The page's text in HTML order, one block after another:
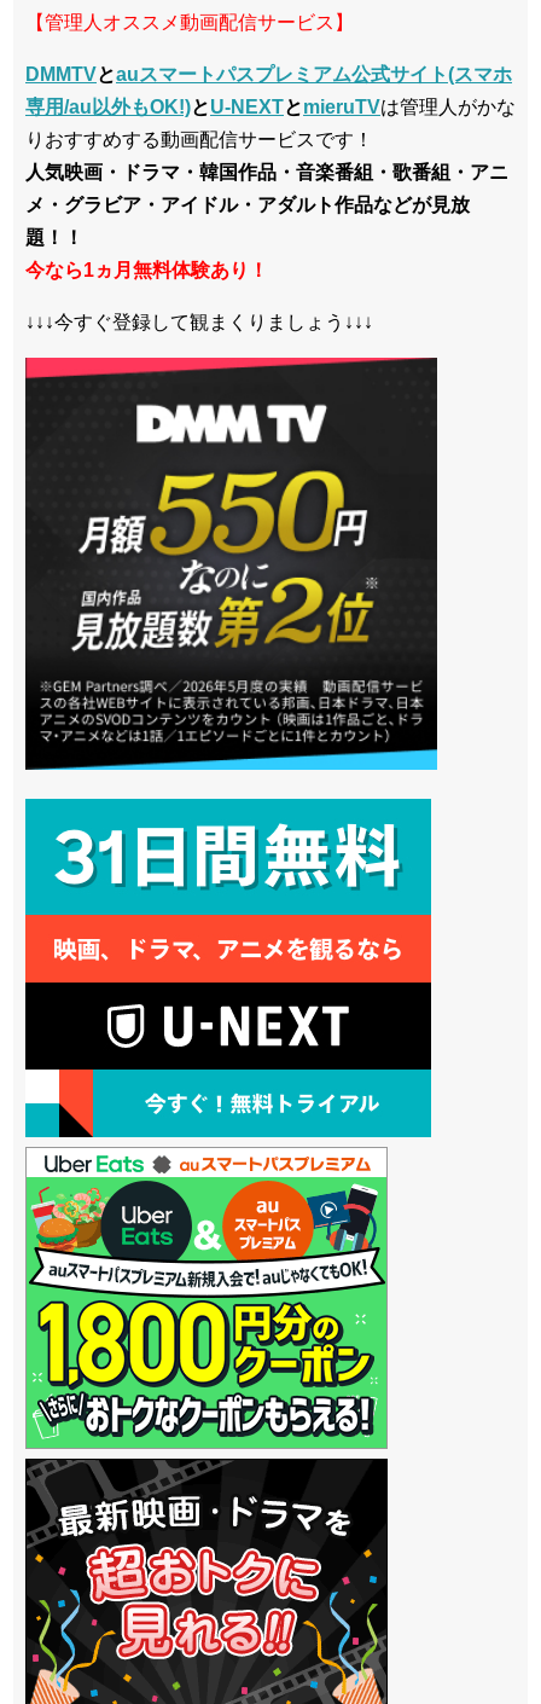
【管理人オススメ動画配信サービス】
DMMTVとauスマートパスプレミアム公式サイト(スマホ
専用/au以外もOK!)とU-NEXTとmieruTVは管理人がかな
りおすすめする動画配信サービスです！
人気映画・ドラマ・韓国作品・音楽番組・歌番組・アニ
メ・グラビア・アイドル・アダルト作品などが見放
題！！
今なら1ヵ月無料体験あり！
↓↓↓今すぐ登録して観まくりましょう↓↓↓